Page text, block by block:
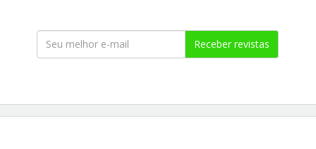
Receber revistas